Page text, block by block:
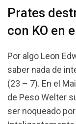
Prates
con KO en
Por algo Leon
saber nada de
(23 – 7). En el
de Peso Welter
ser noqueado